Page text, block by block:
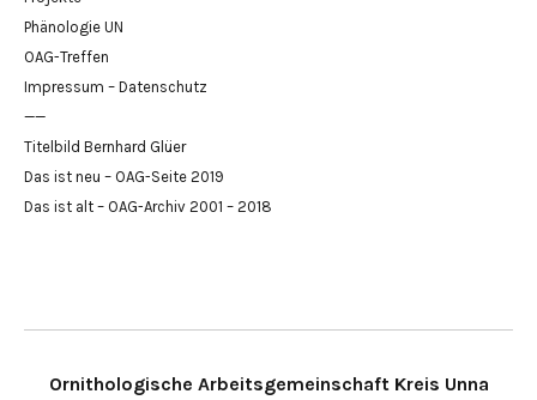
Phänologie UN
OAG-Treffen
Impressum – Datenschutz
——
Titelbild Bernhard Glüer
Das ist neu – OAG-Seite 2019
Das ist alt – OAG-Archiv 2001 – 2018
Ornithologische Arbeitsgemeinschaft Kreis Unna